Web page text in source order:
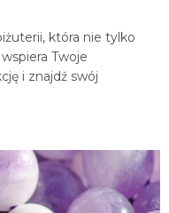
która nie tylko
Twoje
i znajdź swój